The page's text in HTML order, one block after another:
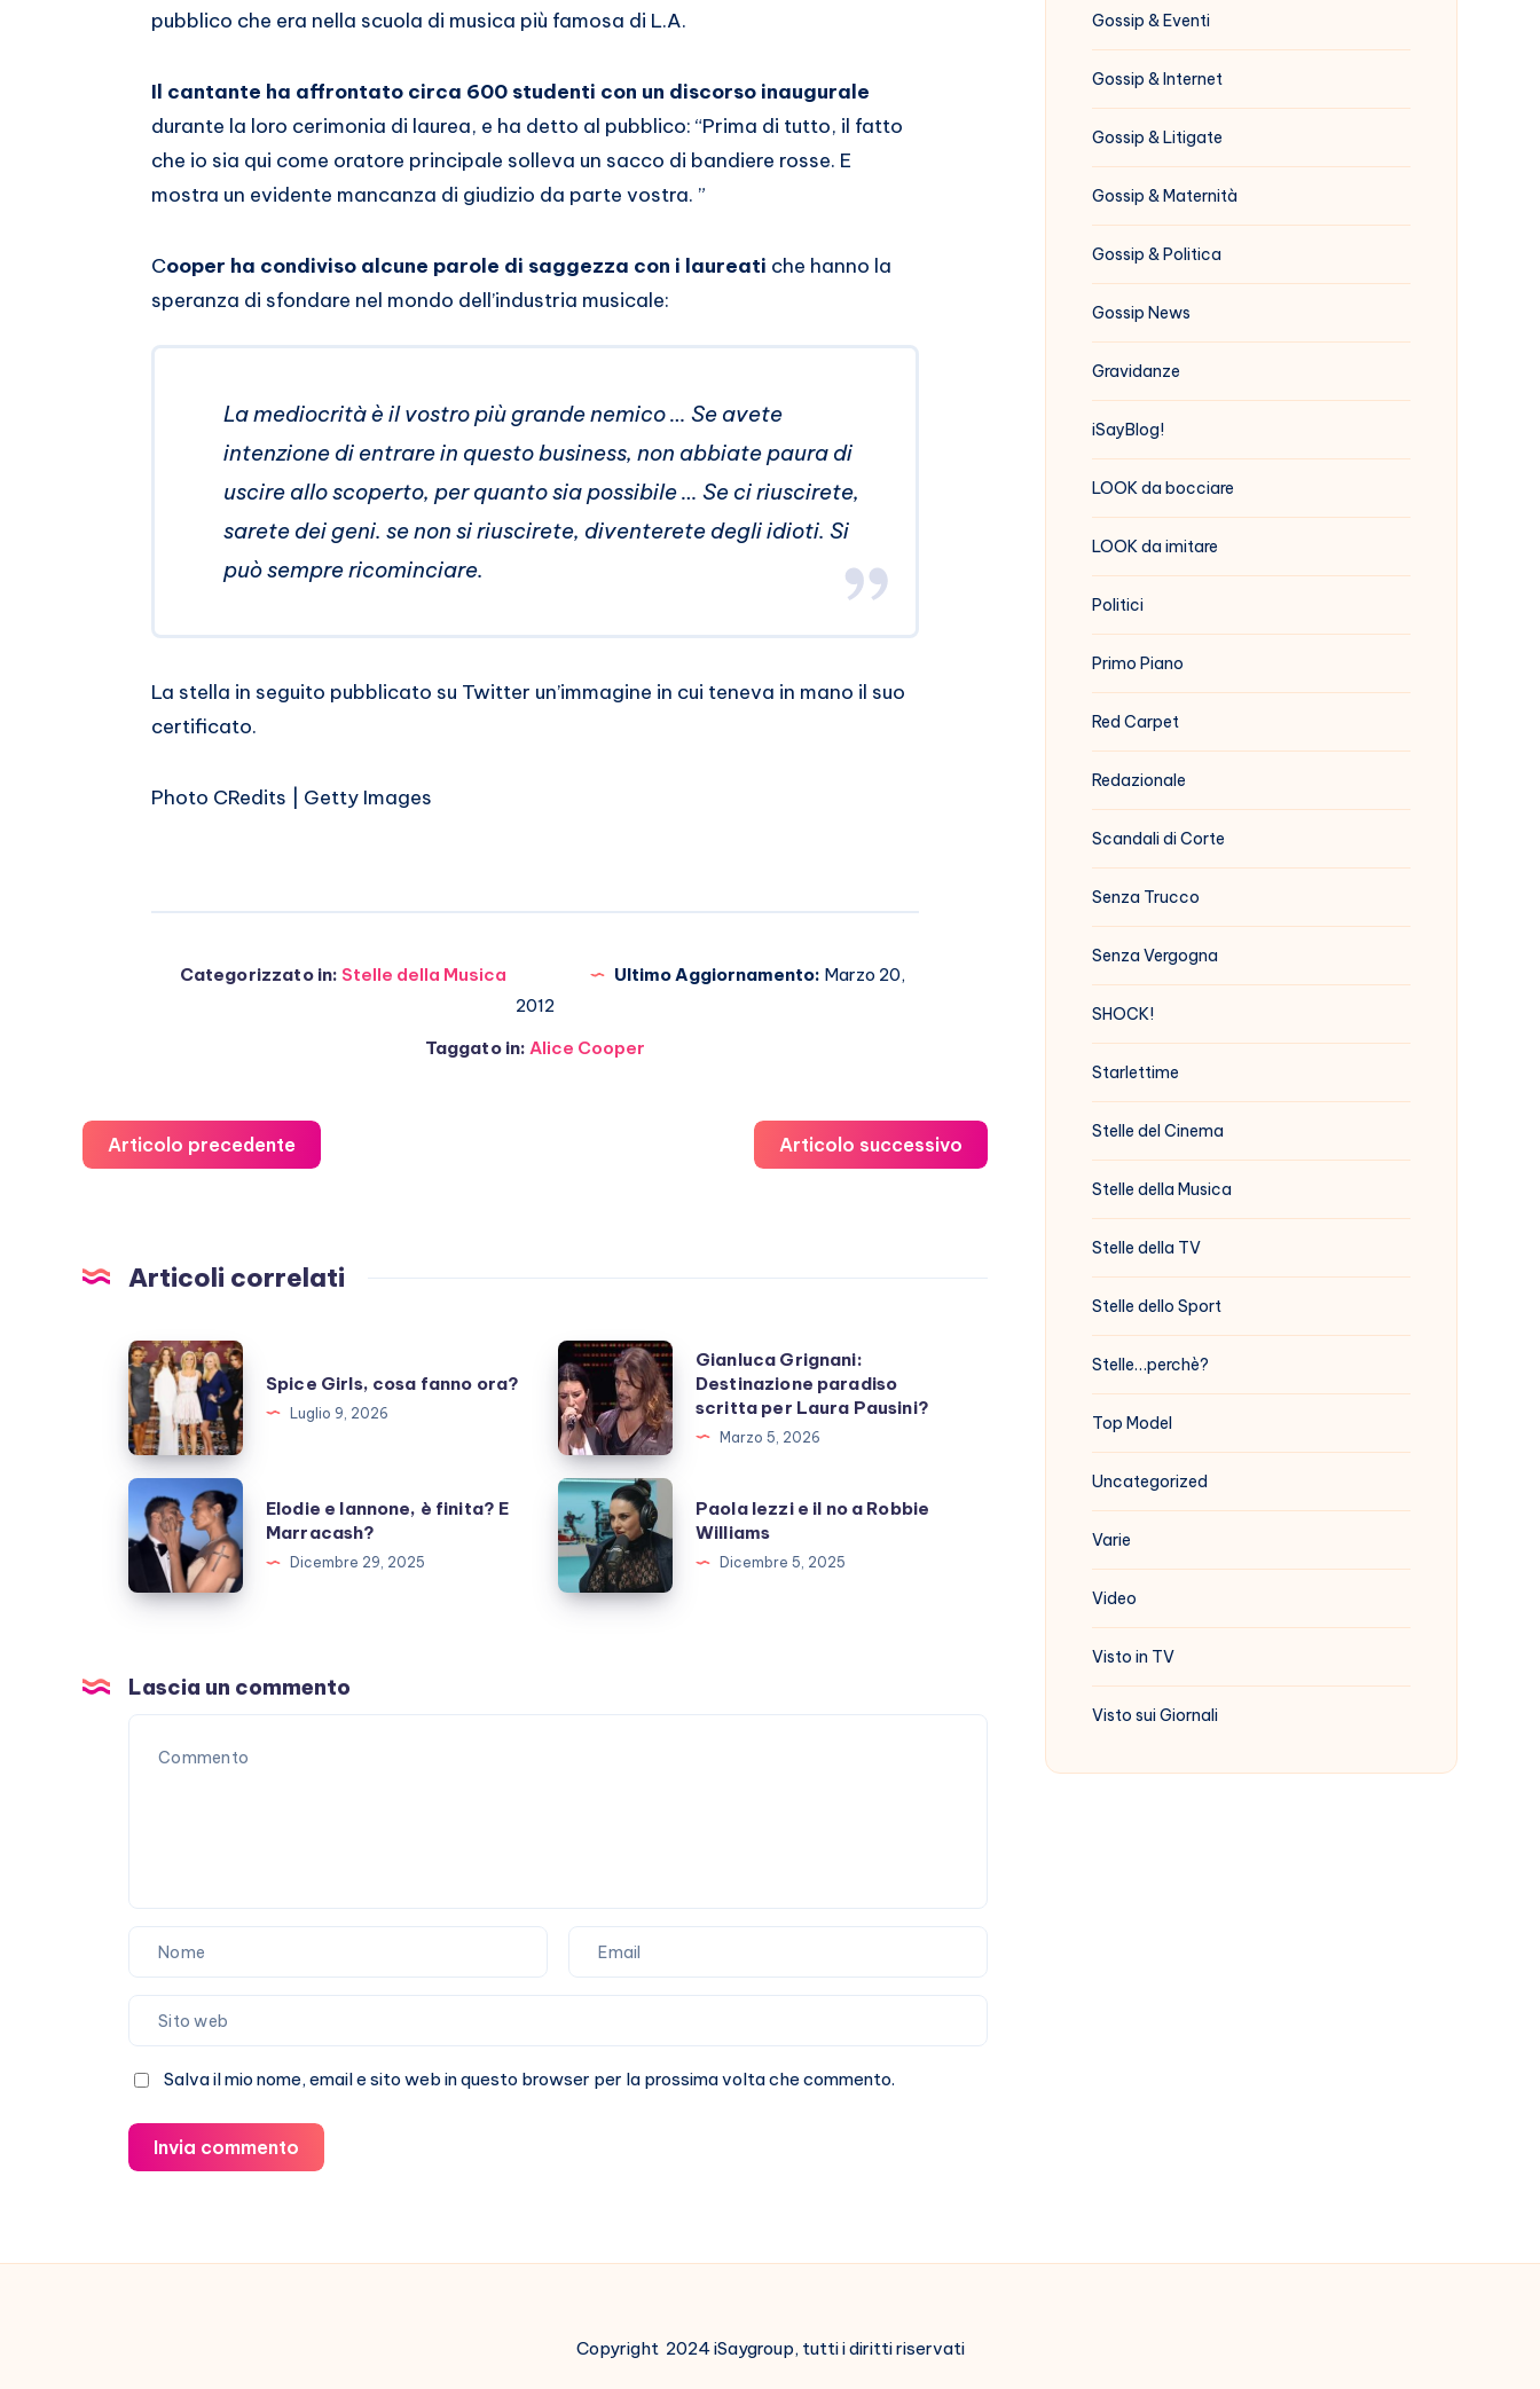
pubblico che era nella scuola di musica più famosa di L.A.
Il cantante ha affrontato circa 600 studenti con un discorso inaugurale
durante la loro cerimonia di laurea, e ha detto al pubblico: “Prima di tutto, il fatto
che io sia qui come oratore principale solleva un sacco di bandiere rosse. E
mostra un evidente mancanza di giudizio da parte vostra. ”
Cooper ha condiviso alcune parole di saggezza con i laureati che hanno la
speranza di sfondare nel mondo dell’industria musicale:
La mediocrità è il vostro più grande nemico … Se avete
intenzione di entrare in questo business, non abbiate paura di
uscire allo scoperto, per quanto sia possibile … Se ci riuscirete,
sarete dei geni. se non si riuscirete, diventerete degli idioti. Si
può sempre ricominciare.
La stella in seguito pubblicato su Twitter un’immagine in cui teneva in mano il suo
certificato.
Photo CRedits | Getty Images
Categorizzato in: Stelle della Musica Ultimo Aggiornamento: Marzo 20,
2012
Taggato in: Alice Cooper
Articolo precedente Articolo successivo
Articoli correlati
Spice
Girls,
cosa
fanno
ora?
Spice Girls, cosa fanno ora?
Luglio 9, 2026
Gianluca
Grignani:
Destinazione
paradiso
scritta
per
Laura
Pausini?
Gianluca Grignani:
Destinazione paradiso
scritta per Laura Pausini?
Marzo 5, 2026
Elodie
e
Iannone,
è
Marracash?
Elodie e Iannone, è finita? E
Marracash?
Dicembre 29, 2025
Paola
Iezzi
e
il
Williams
Paola Iezzi e il no a Robbie
Williams
Dicembre 5, 2025
Lascia un commento
Salva il mio nome, email e sito web in questo browser per la prossima volta che commento.
Invia commento
Gossip & Eventi
Gossip & Internet
Gossip & Litigate
Gossip & Maternità
Gossip & Politica
Gossip News
Gravidanze
iSayBlog!
LOOK da bocciare
LOOK da imitare
Politici
Primo Piano
Red Carpet
Redazionale
Scandali di Corte
Senza Trucco
Senza Vergogna
SHOCK!
Starlettime
Stelle del Cinema
Stelle della Musica
Stelle della TV
Stelle dello Sport
Stelle…perchè?
Top Model
Uncategorized
Varie
Video
Visto in TV
Visto sui Giornali
Copyright 2024 iSaygroup, tutti i diritti riservati